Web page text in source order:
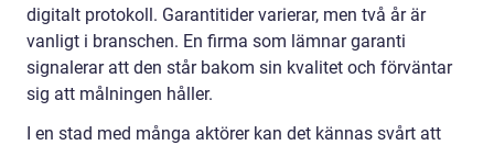
digitalt protokoll. Garantitider varierar, men två år är
vanligt i branschen. En firma som lämnar garanti
signalerar att den står bakom sin kvalitet och förväntar
sig att målningen håller.
I en stad med många aktörer kan det kännas svårt att